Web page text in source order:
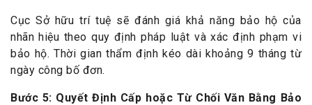
Cục Sở hữu trí tuệ sẽ đánh giá khả năng bảo hộ của
nhãn hiệu theo quy định pháp luật và xác định phạm vi
bảo hộ. Thời gian thẩm định kéo dài khoảng 9 tháng từ
ngày công bố đơn.
Bước 5: Quyết Định Cấp hoặc Từ Chối Văn Bằng Bảo